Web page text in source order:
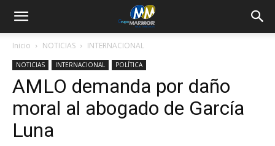
Inicio NOTICIAS INTERNACIONAL
NOTICIAS INTERNACIONAL POLÍTICA
AMLO demanda por daño
moral al abogado de García
Luna